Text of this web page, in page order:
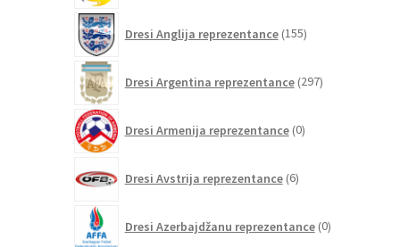
Dresi Anglija reprezentance 155izdelkov
Dresi Argentina reprezentance 297izdelkov
Dresi Armenija reprezentance 0izdelkov
Dresi Avstrija reprezentance 6izdelkov
Dresi Azerbajdžanu reprezentance 0izdelkov